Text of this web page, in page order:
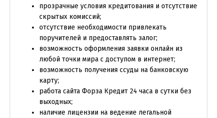
прозрачные условия кредитования и отсутствие
скрытых комиссий;
отсутствие необходимости привлекать
поручителей и предоставлять залог;
возможность оформления заявки онлайн из
любой точки мира с доступом в интернет;
возможность получения ссуды на банковскую
карту;
работа сайта Форза Кредит 24 часа в сутки без
выходных;
наличие лицензии на ведение легальной